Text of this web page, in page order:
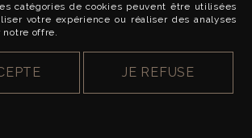
catégories de cookies peuvent être utilisées
votre expérience ou réaliser des analyses
notre offre.
JE REFUSE
DE VENTE